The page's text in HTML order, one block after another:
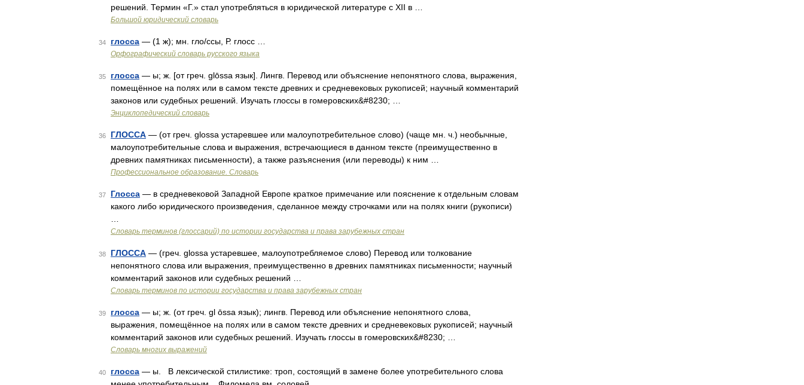
решений. Термин «Г.» стал употребляться в юридической литературе с XII в …
Большой юридический словарь
34 глосса — (1 ж); мн. гло/ссы, Р. глосс …
Орфографический словарь русского языка
35 глосса — ы; ж. [от греч. glōssa язык]. Лингв. Перевод или объяснение непонятного слова, выражения,
помещённое на полях или в самом тексте древних и средневековых рукописей; научный комментарий
законов или судебных решений. Изучать глоссы в гомеровских&#8230; …
Энциклопедический словарь
36 ГЛОССА — (от греч. glossa устаревшее или малоупотребительное слово) (чаще мн. ч.) необычные,
малоупотребительные слова и выражения, встречающиеся в данном тексте (преимущественно в
древних памятниках письменности), а также разъяснения (или переводы) к ним …
Профессиональное образование. Словарь
37 Глосса — в средневековой Западной Европе краткое примечание или пояснение к отдельным словам
какого либо юридического произведения, сделанное между строчками или на полях книги (рукописи)
Словарь терминов (глоссарий) по истории государства и права зарубежных стран
38 ГЛОССА — (греч. glossa устаревшее, малоупотребляемое слово) Перевод или толкование
непонятного слова или выражения, преимущественно в древних памятниках письменности; научный
комментарий законов или судебных решений …
Словарь терминов по истории государства и права зарубежных стран
39 глосса — ы; ж. (от греч. gl ōssa язык); лингв. Перевод или объяснение непонятного слова,
выражения, помещённое на полях или в самом тексте древних и средневековых рукописей; научный
комментарий законов или судебных решений. Изучать глоссы в гомеровских&#8230; …
Словарь многих выражений
40 глосса — ы. В лексической стилистике: троп, состоящий в замене более употребительного слова